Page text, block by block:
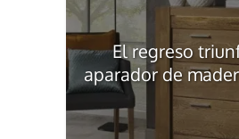
El regreso
aparador de